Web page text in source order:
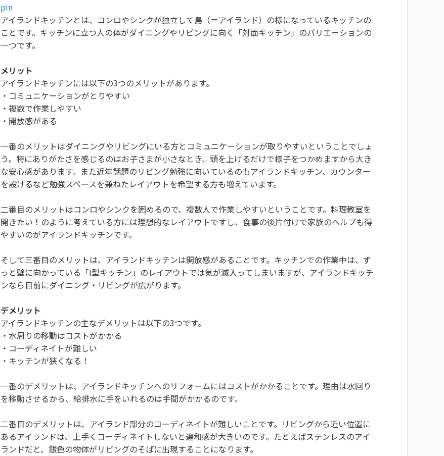
pin
アイランドキッチンとは、コンロやシンクが独立して島（＝アイランド）の様になっているキッチンの
ことです。キッチンに立つ人の体がダイニングやリビングに向く「対面キッチン」のバリエーションの
一つです。
メリット
アイランドキッチンには以下の3つのメリットがあります。
・コミュニケーションがとりやすい
・複数で作業しやすい
・開放感がある
一番のメリットはダイニングやリビングにいる方とコミュニケーションが取りやすいということでしょ
う。特にありがたさを感じるのはお子さまが小さなとき、頭を上げるだけで様子をつかめますから大き
な安心感があります。また近年話題のリビング勉強に向いているのもアイランドキッチン、カウンター
を設けるなど勉強スペースを兼ねたレイアウトを希望する方も増えています。
二番目のメリットはコンロやシンクを囲めるので、複数人で作業しやすいということです。料理教室を
開きたい！のように考えている方には理想的なレイアウトですし、食事の後片付けで家族のヘルプも得
やすいのがアイランドキッチンです。
そして三番目のメリットは、アイランドキッチンは開放感があることです。キッチンでの作業中は、ず
っと壁に向かっている「I型キッチン」のレイアウトでは気が滅入ってしまいますが、アイランドキッチ
ンなら目前にダイニング・リビングが広がります。
デメリット
アイランドキッチンの主なデメリットは以下の3つです。
・水周りの移動はコストがかかる
・コーディネイトが難しい
・キッチンが狭くなる！
一番のデメリットは、アイランドキッチンへのリフォームにはコストがかかることです。理由は水回り
を移動させるから、給排水に手をいれるのは手間がかかるのです。
二番目のデメリットは、アイランド部分のコーディネイトが難しいことです。リビングから近い位置に
あるアイランドは、上手くコーディネイトしないと違和感が大きいのです。たとえばステンレスのアイ
ランドだと、銀色の物体がリビングのそばに出現することになります。